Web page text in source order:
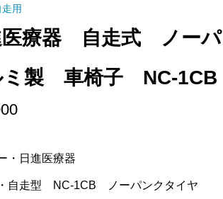
用
医療器 自走式 ノー
ミ製 車椅子 NC-1CB
・日進医療器
自走型 NC-1CB ノーパンクタイヤ